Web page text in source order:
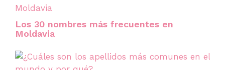
Los 30 nombres más frecuentes en
Moldavia